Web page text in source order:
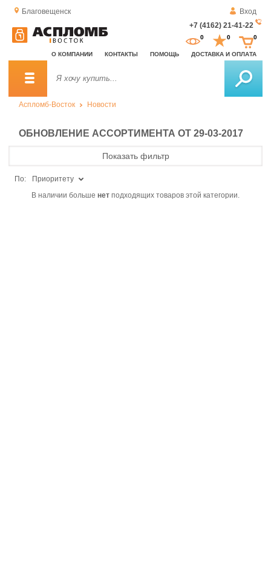
Благовещенск
Вход
+7 (4162) 21-41-22
О КОМПАНИИ КОНТАКТЫ ПОМОЩЬ ДОСТАВКА И ОПЛАТА
0 0 0
Аспломб-Восток Новости
ОБНОВЛЕНИЕ АССОРТИМЕНТА ОТ 29-03-2017
Показать фильтр
По:
Приоритету
В наличии больше нет подходящих товаров этой категории.